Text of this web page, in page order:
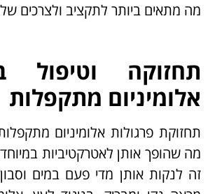
מה מתאים ביותר לתקציב ולצרכים
תחזוקה וטיפול
אלומיניום מתקפלות
תחזוקת פרגולות אלומיניום
מה שהופך אותן לאטרקטיביות
זה לנקות אותן מדי פעם במים